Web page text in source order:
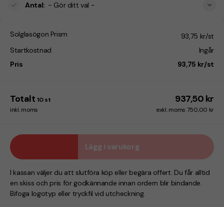
Antal: - Gör ditt val -
Solglasögon Prism
93,75 kr/st
Startkostnad
Ingår
Pris
93,75 kr/st
Totalt 10 st 937,50 kr
inkl. moms exkl. moms 750,00 kr
Lägg i varukorg
I kassan väljer du att slutföra köp eller begära offert. Du får alltid
en skiss och pris för godkännande innan ordern blir bindande.
Bifoga logotyp eller tryckfil vid utcheckning.